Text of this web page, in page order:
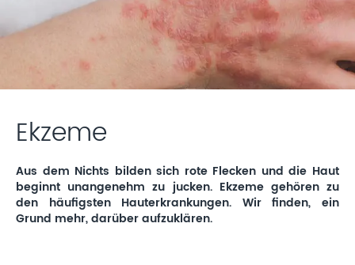
ÜBER
DALTON
INSTITUTSKOSMETIK
Ekzeme
Aus dem Nichts bilden sich rote Flecken und die Haut
beginnt unangenehm zu jucken. Ekzeme gehören zu
den häufigsten Hauterkrankungen. Wir finden, ein
Grund mehr, darüber aufzuklären.